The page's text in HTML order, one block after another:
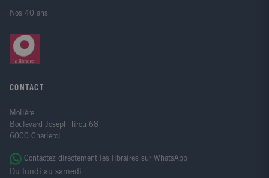
Nos 40 ans
CONTACT
Molière
Boulevard Joseph Tirou 68
6000 Charleroi
Contactez directement les libraires sur WhatsApp
Du lundi au samedi